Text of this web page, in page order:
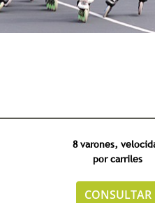
8 varones,
por carriles
CONSULTAR